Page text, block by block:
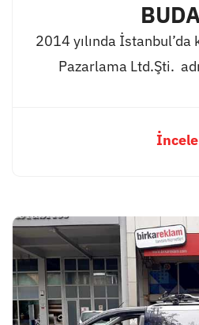
2014 yılında İstanbul’da
Pazarlama Ltd.Şti.
İncele